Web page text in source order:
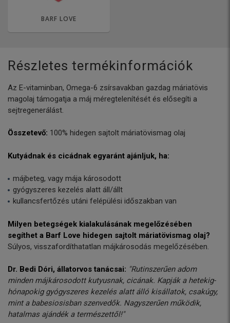
BARF LOVE
Részletes termékinformációk
Az E-vitaminban, Omega-6 zsírsavakban gazdag máriatövis
magolaj támogatja a máj méregtelenítését és elősegíti a
sejtregenerálást.
Összetevő: 100% hidegen sajtolt máriatövismag olaj
Kutyádnak és cicádnak egyaránt ajánljuk, ha:
májbeteg, vagy mája károsodott
gyógyszeres kezelés alatt áll/állt
kullancsfertőzés utáni felépülési időszakban van
Milyen betegségek kialakulásának megelőzésében
segíthet a Barf Love hidegen sajtolt máriatövismag olaj?
Súlyos, visszafordíthatatlan májkárosodás megelőzésében.
Dr. Bedi Dóri, állatorvos tanácsai: "Rutinszerűen adom
minden májkárosodott kutyusnak, cicának. Kapják a hetekig-
hónapokig gyógyszeres kezelés alatt álló kisállatok, csakúgy,
mint a babesiosisban szenvedők. Nagyszerűen működik,
hatalmas ajándék a természettől!"